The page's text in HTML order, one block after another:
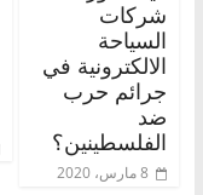
شركات
السياحة
الالكترونية في
جرائم حرب
ضد
الفلسطينين؟
8 مارس، 2020